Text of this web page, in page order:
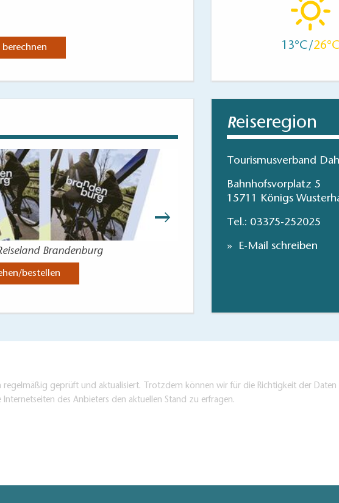
berechnen 13 26
Brandenburg
bestellen
Wandern im
Reiseregion
Tourismusverband
Bahnhofsvorplatz 5
15711 Königs
Tel.: 03375-252025
E-Mail schreiben
geprüft und aktualisiert. Trotzdem können wir für die Richtigkeit der
des Anbieters den aktuellen Stand zu erfragen.